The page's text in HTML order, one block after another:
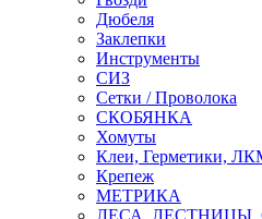
Дюбеля
Заклепки
Инструменты
СИЗ
Сетки / Проволока
СКОБЯНКА
Хомуты
Клеи, Герметики,
Крепеж
МЕТРИКА
ЛЕСА, ЛЕСТНИЦЫ,